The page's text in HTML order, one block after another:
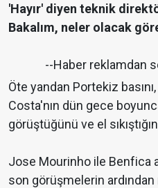
'Hayır' diyen teknik
Bakalım, neler olacak
--Haber reklamdan
Öte yandan Portekiz
Costa'nın dün gece
görüştüğünü ve el
Jose Mourinho ile Benfica
son görüşmelerin ardından